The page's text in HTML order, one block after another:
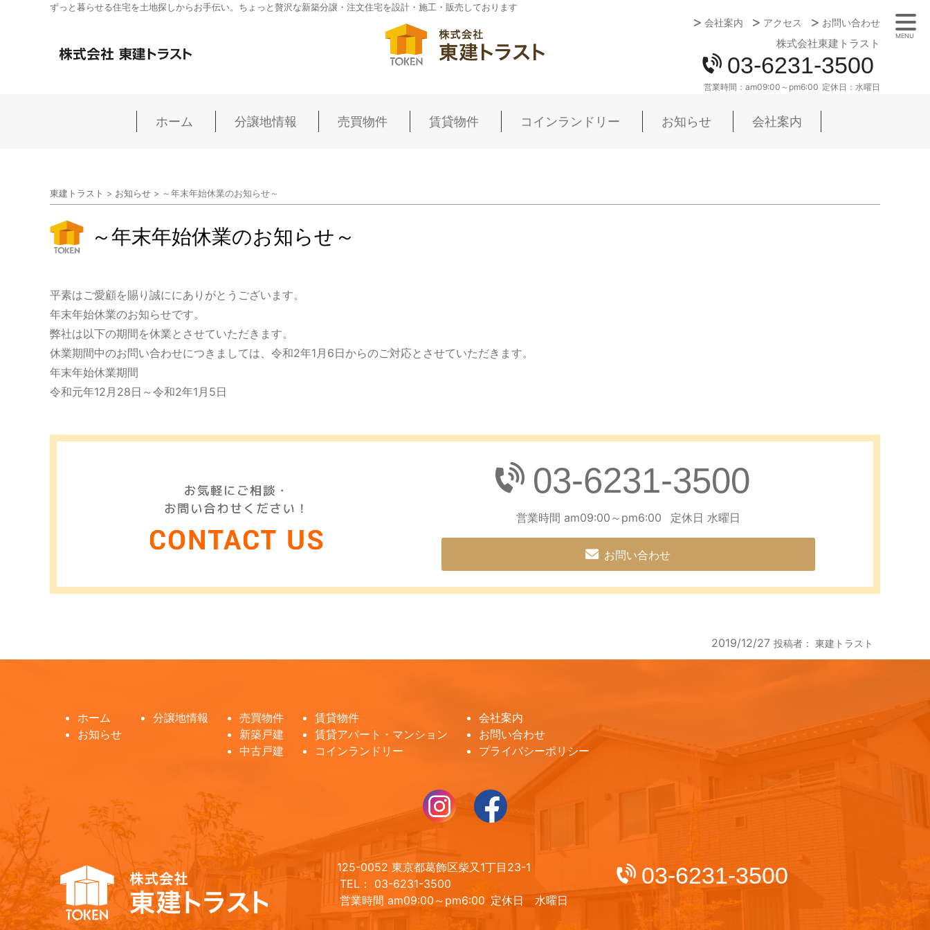
ずっと暮らせる住宅を土地探しからお手伝い。ちょっと贅沢な新築分譲・注文住宅を設計・施工・販売しております
会社案内
アクセス お問い合わせ
株式会社東建トラスト
03-6231-3500
営業時間： am09:00～pm6:00 定休日： 水曜日
ホーム 分譲地情報 売買物件 賃貸物件 コインランドリー お知らせ 会社案内
東建トラスト > お知らせ > ～年末年始休業のお知らせ～
～年末年始休業のお知らせ～
平素はご愛顧を賜り誠ににありがとうございます。
年末年始休業のお知らせです。
弊社は以下の期間を休業とさせていただきます。
休業期間中のお問い合わせにつきましては、令和2年1月6日からのご対応とさせていただきます。
年末年始休業期間
令和元年12月28日～令和2年1月5日
03-6231-3500
営業時間 am09:00～pm6:00 定休日 水曜日
お問い合わせ
2019/12/27 投稿者： 東建トラスト
MENU
ホーム
お知らせ
分譲地情報
売買物件
新築戸建
中古戸建
賃貸物件
賃貸アパート・マンション
コインランドリー
会社案内
お問い合わせ
プライバシーポリシー
125-0052 東京都葛飾区柴又1丁目23-1
TEL： 03-6231-3500
営業時間 am09:00～pm6:00 定休日 水曜日
03-6231-3500